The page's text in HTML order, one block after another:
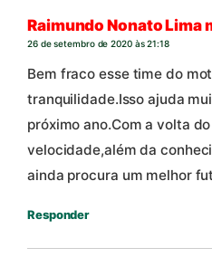
Raimundo Nonato Lima
26 de setembro de 2020 às 21:18
Bem fraco esse time do
tranquilidade.Isso ajuda
próximo ano.Com a volta
velocidade,além da
ainda procura um melhor
Responder